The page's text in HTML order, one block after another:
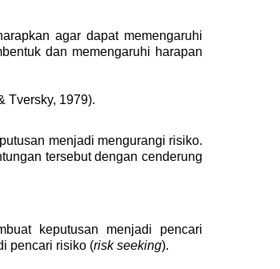
agar dapat memengaruhi
dan memengaruhi harapan
Tversky, 1979).
menjadi mengurangi risiko.
tersebut dengan cenderung
keputusan menjadi pencari
pencari risiko (risk seeking).